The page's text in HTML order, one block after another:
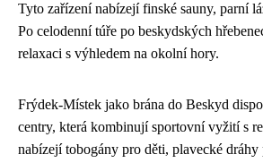
Tyto zařízení nabízejí finské sauny, parní
Po celodenní túře po beskydských
relaxaci s výhledem na okolní hory.
Frýdek-Místek jako brána do Beskyd
centry, která kombinují sportovní vyžití s
nabízejí tobogány pro děti, plavecké